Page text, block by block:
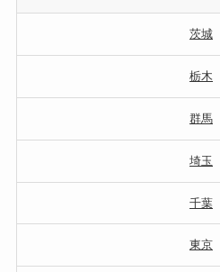
茨城
栃木
群馬
埼玉
千葉
東京